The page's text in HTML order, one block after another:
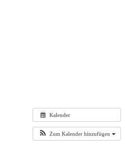
Kalender
Zum Kalender hinzufügen